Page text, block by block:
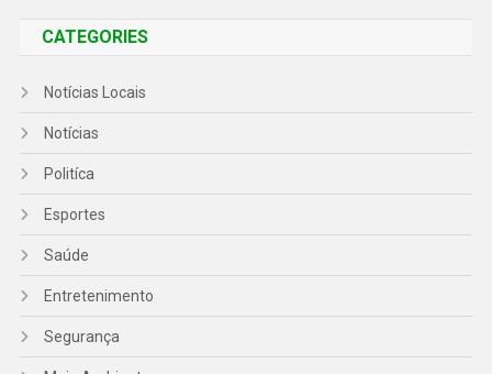
CATEGORIES
Notícias Locais
Notícias
Politíca
Esportes
Saúde
Entretenimento
Segurança